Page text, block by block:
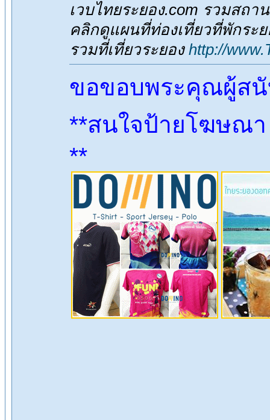
เวบไทยระยอง.com รวมสถ
คลิกดูแผนที่ท่องเที่ยวที่พักระ
รวมที่เที่ยวระยอง http://
ขอขอบพระคุณผู้สนั
**สนใจป้ายโฆษณ
**